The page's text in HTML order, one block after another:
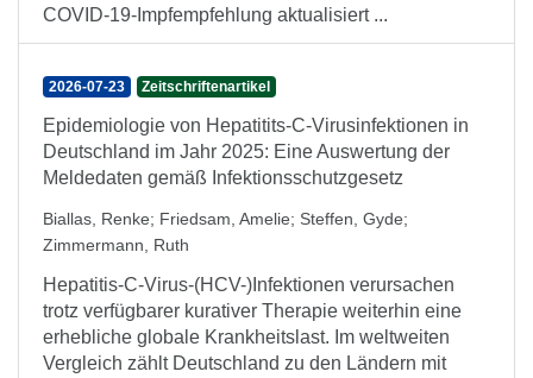
COVID-19-Impfempfehlung aktualisiert ...
2026-07-23 Zeitschriftenartikel
Epidemiologie von Hepatitits-C-Virusinfektionen in
Deutschland im Jahr 2025: Eine Auswertung der
Meldedaten gemäß Infektionsschutzgesetz
Biallas, Renke; Friedsam, Amelie; Steffen, Gyde;
Zimmermann, Ruth
Hepatitis-C-Virus-(HCV-)Infektionen verursachen
trotz verfügbarer kurativer Therapie weiterhin eine
erhebliche globale Krankheitslast. Im weltweiten
Vergleich zählt Deutschland zu den Ländern mit